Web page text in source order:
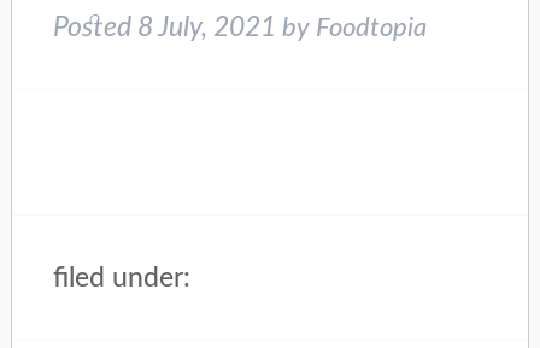
Posted 8 July, 2021 by Foodtopia
filed under: